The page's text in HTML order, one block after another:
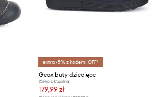
extra -5% z kodem: OFF*
Geox buty dziecięce
Cena aktualna:
179,99 zł